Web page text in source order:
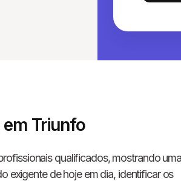
Triunfo
qualificados, mostrando
exigente de hoje em dia, identificar os